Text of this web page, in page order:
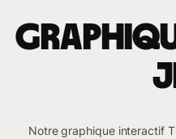
Notre graphique interactif